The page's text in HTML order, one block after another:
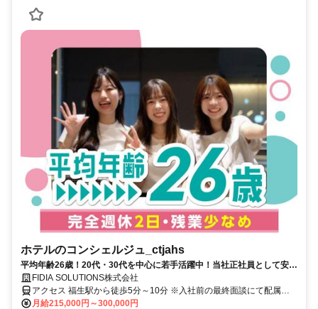
ホテルのコンシェルジュ_ctjahs
平均年齢26歳！20代・30代を中心に若手活躍中！当社正社員として安定
して長く働けます◎完全週休二日制＆月平均残業10h／未経験OK★採用
基準は友達になれそうな人！／休暇制度充実！産育休取得率100%／内
定まで最短2日！今すぐ働ける仕事を探している方はぜひ一度ご相談く
FIDIA SOLUTIONS株式会社
アクセス 福生駅から徒歩5分～10分 ※入社前の最終面談にて配属先
を決定致します。
月給215,000円～300,000円